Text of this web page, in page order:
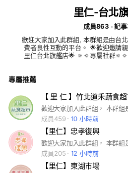
里仁-台北
成員863
記事
歡迎大家加入此群組, 本群組是由台
費者良性互動的平台。 🌟歡迎邀請親朋好友加入本社群~🌟 🌟
里仁台北旗艦店🌟 🔅🔅專屬社群🔅🔅 1.每日菜單、推薦小文
貨即時公告 7.營業時間即時公告 #里仁 #有機 #光復大地 淨化人
#淨塑減碳 #里仁-台北旗艦
專屬推薦
【 里 仁 】竹北道禾蔬食
成員459
10 小時前
【里仁】忠孝復興
成員205
12 小時前
【里仁】東湖市場